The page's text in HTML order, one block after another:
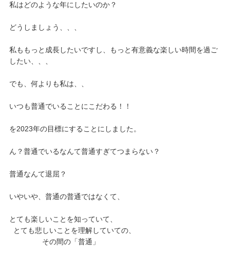
私はどのような年にしたいのか？
どうしましょう、、、
私ももっと成長したいですし、もっと有意義な楽しい時間を過ご
したい、、、
でも、何よりも私は、、
いつも普通でいることにこだわる！！
を2023年の目標にすることにしました。
ん？普通でいるなんて普通すぎてつまらない？
普通なんて退屈？
いやいや、普通の普通ではなくて、
とても楽しいことを知っていて、
とても悲しいことを理解していての、
その間の「普通」